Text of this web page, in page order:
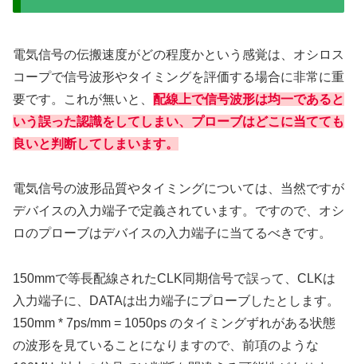
電気信号の伝搬速度がどの程度かという感覚は、オシロス
コープで信号波形やタイミングを評価する場合に非常に重
要です。これが無いと、 配線上で信号波形は均一であると
いう誤った認識をしてしまい、プローブはどこに当てても
良いと判断してしまいます。
電気信号の波形品質やタイミングについては、当然ですが
デバイスの入力端子で定義されています。ですので、オシ
ロのプローブはデバイスの入力端子に当てるべきです。
150mmで等長配線されたCLK同期信号で誤って、CLKは
入力端子に、DATAは出力端子にプローブしたとします。
150mm * 7ps/mm = 1050ps のタイミングずれがある状態
の波形を見ていることになりますので、前項のような